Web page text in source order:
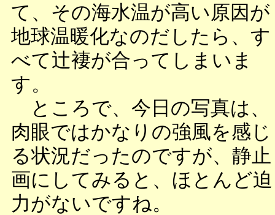
て、その海水温が高い原因が
地球温暖化なのだしたら、す
べて辻褄が合ってしまいま
す。
ところで、今日の写真は、
肉眼ではかなりの強風を感じ
る状況だったのですが、静止
画にしてみると、ほとんど迫
力がないですね。